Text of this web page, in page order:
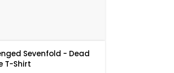
Sevenfold - Dead
T-Shirt